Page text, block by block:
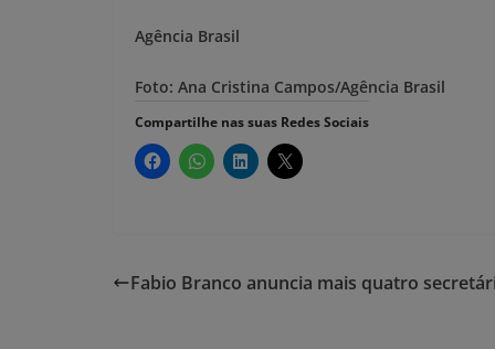
Agência Brasil
Foto: Ana Cristina Campos/Agência Brasil
Compartilhe nas suas Redes Sociais
Fabio Branco anuncia mais quatro